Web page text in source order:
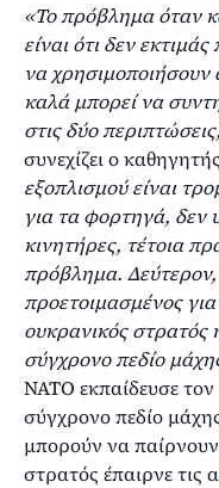
«Το πρόβλημα όταν
είναι ότι δεν
να χρησιμοποιήσουν
καλά μπορεί να
στις δύο
συνεχίζει ο
εξοπλισμού είναι
για τα φορτηγά, δεν
κινητήρες, τέτοια
πρόβλημα. Δεύτερον,
προετοιμασμένος
ουκρανικός στρατός
σύγχρονο πεδίο
ΝΑΤΟ εκπαίδευσε
σύγχρονο πεδίο
μπορούν να
στρατός έπαιρνε τις